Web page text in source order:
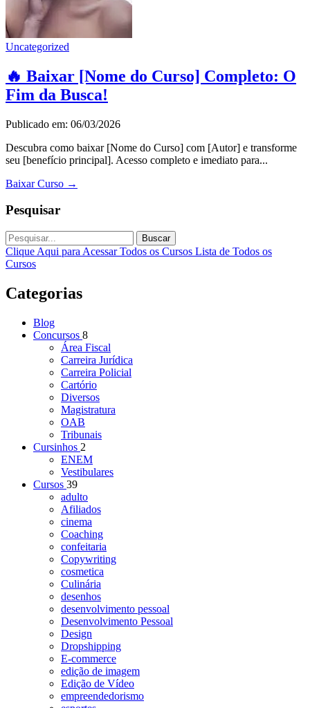
Uncategorized
🔥 Baixar [Nome do Curso] Completo: O
Fim da Busca!
Publicado em: 06/03/2026
Descubra como baixar [Nome do Curso] com [Autor] e transforme
seu [benefício principal]. Acesso completo e imediato para...
Baixar Curso →
Pesquisar
Buscar
Clique Aqui para Acessar Todos os Cursos Lista de Todos os
Cursos
Categorias
Blog
Concursos 8
Área Fiscal
Carreira Jurídica
Carreira Policial
Cartório
Diversos
Magistratura
OAB
Tribunais
Cursinhos 2
ENEM
Vestibulares
Cursos 39
adulto
Afiliados
cinema
Coaching
confeitaria
Copywriting
cosmetica
Culinária
desenhos
desenvolvimento pessoal
Desenvolvimento Pessoal
Design
Dropshipping
E-commerce
edição de imagem
Edição de Vídeo
empreendedorismo